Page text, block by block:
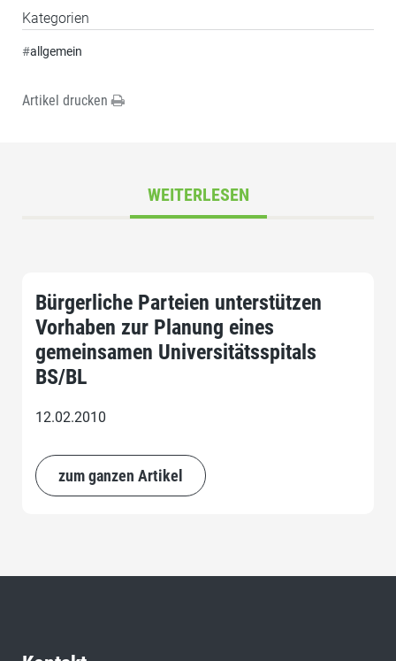
Kategorien
#allgemein
Artikel drucken
WEITERLESEN
Bürgerliche Parteien unterstützen
Vorhaben zur Planung eines
gemeinsamen Universitätsspitals
BS/BL
12.02.2010
zum ganzen Artikel